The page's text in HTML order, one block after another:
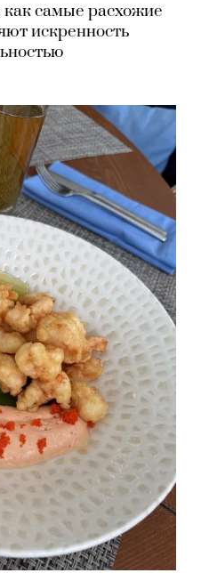
как самые расхожие
искренность